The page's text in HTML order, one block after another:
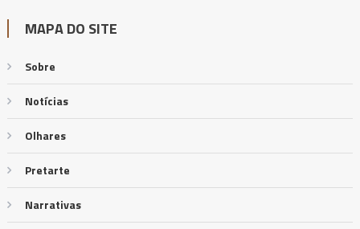
MAPA DO SITE
Sobre
Notícias
Olhares
Pretarte
Narrativas